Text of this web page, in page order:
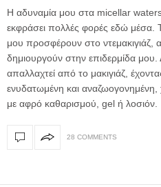
Η αδυναμία μου στα micellar waters
εκφράσει πολλές φορές εδώ μέσα.
μου προσφέρουν στο ντεμακιγιάζ,
δημιουργούν στην επιδερμίδα μου.
απαλλαχτεί από το μακιγιάζ,
ενυδατωμένη και αναζωογονημένη,
με αφρό καθαρισμού, gel ή λοσιόν.
28 COMMENTS